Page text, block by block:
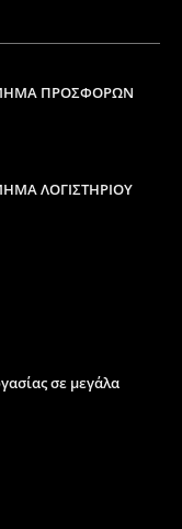
ΠΡΟΣΦΟΡΩΝ
ΛΟΓΙΣΤΗΡΙΟΥ
σε μεγάλα